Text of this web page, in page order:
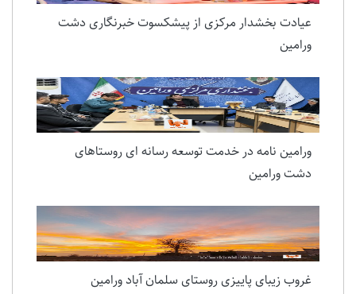
عیادت بخشدار مرکزی از پیشکسوت خبرنگاری دشت
ورامین
ورامین نامه در خدمت توسعه رسانه ای روستاهای
دشت ورامین
غروب زیبای پاییزی روستای سلمان آباد ورامین